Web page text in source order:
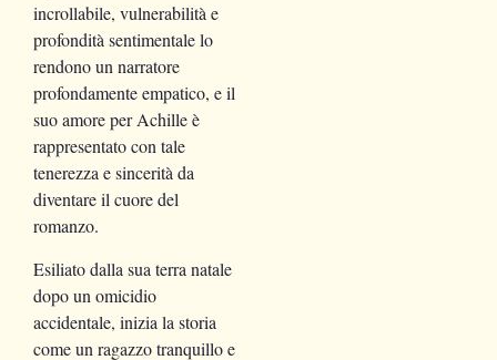
incrollabile, vulnerabilità e
profondità sentimentale lo
rendono un narratore
profondamente empatico, e il
suo amore per Achille è
rappresentato con tale
tenerezza e sincerità da
diventare il cuore del
romanzo.
Esiliato dalla sua terra natale
dopo un omicidio
accidentale, inizia la storia
come un ragazzo tranquillo e